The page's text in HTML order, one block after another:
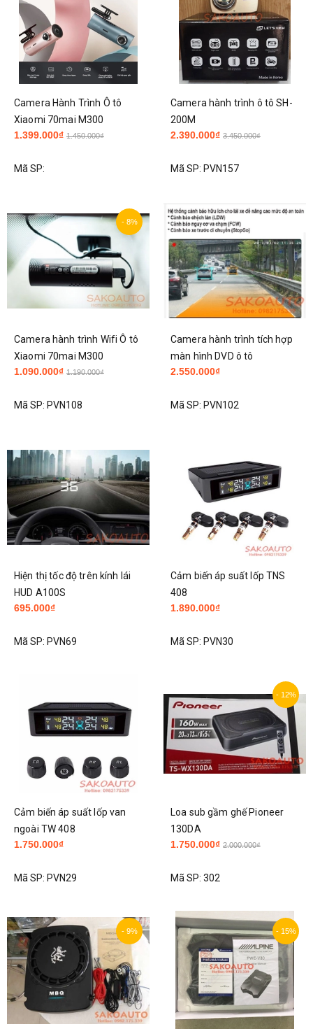
Camera Hành Trình Ô tô
Xiaomi 70mai M300
1.399.000₫ 1.450.000₫
Mã SP:
Camera hành trình ô tô SH-
200M
2.390.000₫ 3.450.000₫
Mã SP: PVN157
- 8%
Camera hành trình Wifi Ô tô
Xiaomi 70mai M300
1.090.000₫ 1.190.000₫
Mã SP: PVN108
Camera hành trình tích hợp
màn hình DVD ô tô
2.550.000₫
Mã SP: PVN102
Hiện thị tốc độ trên kính lái
HUD A100S
695.000₫
Mã SP: PVN69
Cảm biến áp suất lốp TNS
408
1.890.000₫
Mã SP: PVN30
Cảm biến áp suất lốp van
ngoài TW 408
1.750.000₫
Mã SP: PVN29
- 12%
Loa sub gầm ghế Pioneer
130DA
1.750.000₫ 2.000.000₫
Mã SP: 302
- 9% - 15%